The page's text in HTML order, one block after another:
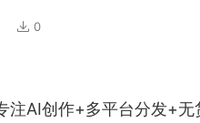
0
注AI创作+多平台分发+